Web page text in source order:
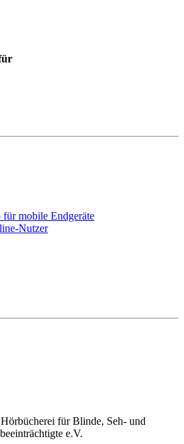
mobile Endgeräte
Nutzer
für Blinde, Seh- und
e.V.